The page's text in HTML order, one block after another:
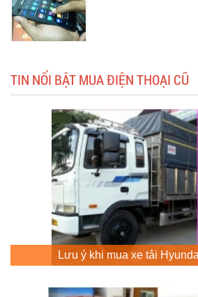
TIN NỔI BẬT MUA ĐIỆN THOẠI CŨ
Lưu ý khi mua xe tải